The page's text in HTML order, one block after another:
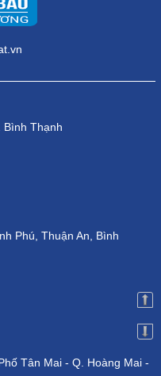
Bình Thạnh
Phú, Thuận An, Bình
Tân Mai - Q. Hoàng Mai -